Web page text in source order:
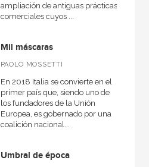
ampliación de antiguas prácticas
comerciales cuyos ...
Mil máscaras
PAOLO MOSSETTI
En 2018 Italia se convierte en el
primer país que, siendo uno de
los fundadores de la Unión
Europea, es gobernado por una
coalición nacional...
Umbral de época